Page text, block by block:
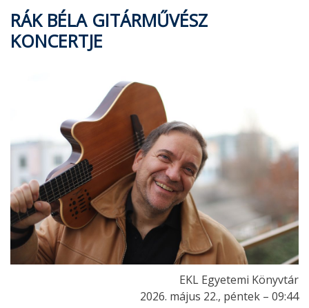
RÁK BÉLA GITÁRMŰVÉSZ
KONCERTJE
EKL Egyetemi Könyvtár
2026. május 22., péntek – 09:44